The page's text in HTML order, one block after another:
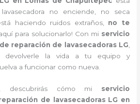
no enciende, no seca
haciendo ruidos extraños, no te
para solucionarlo! Con mi servicio
reparación de lavasecadoras LG,
devolverle la vida a tu equipo y
a funcionar como nueva.
descubrirás cómo mi servicio
de lavasecadoras LG en